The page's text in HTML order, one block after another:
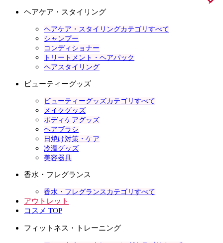
ヘアケア・スタイリング
ヘアケア・スタイリングカテゴリすべて
シャンプー
コンディショナー
トリートメント・ヘアパック
ヘアスタイリング
ビューティーグッズ
ビューティーグッズカテゴリすべて
メイクグッズ
ボディケアグッズ
ヘアブラシ
日焼け対策・ケア
冷温グッズ
美容器具
香水・フレグランス
香水・フレグランスカテゴリすべて
アウトレット
コスメ TOP
フィットネス・トレーニング